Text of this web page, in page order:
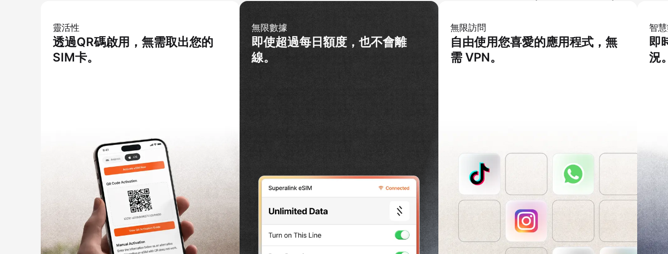
靈活性
透過QR碼啟用，無需取出您的
SIM卡。
無限數據
即使超過每日額度，也不會離
線。
無限訪問
自由使用您喜愛的應用程式，無
需 VPN。
智
即
況